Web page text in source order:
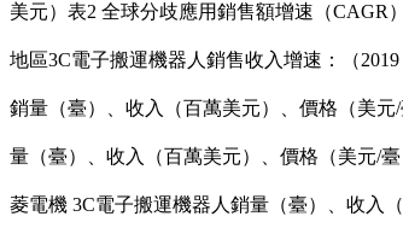
美元）表2 全球分歧應用銷售額增速（CAGR
地區3C電子搬運機器人銷售收入增速：（
銷量（臺）、收入（百萬美元）、價格（美元
量（臺）、收入（百萬美元）、價格（美元/
菱電機 3C電子搬運機器人銷量（臺）、收入